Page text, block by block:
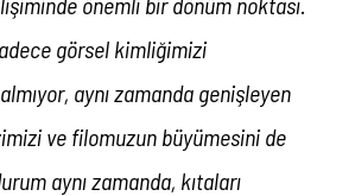
görsel kimliğimizi
aynı zamanda genişleyen
ve filomuzun büyümesini de
aynı zamanda, kıtaları